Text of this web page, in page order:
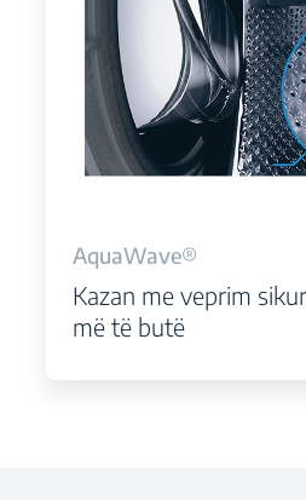
AquaWave®
Kazan me veprim
më të butë